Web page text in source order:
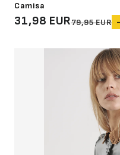
Camisa
31,98 EUR79,95 EUR